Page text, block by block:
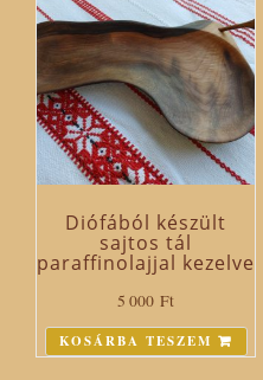
Diófából készült
sajtos tál
paraffinolajjal kezelve
5 000Ft
KOSÁRBA TESZEM